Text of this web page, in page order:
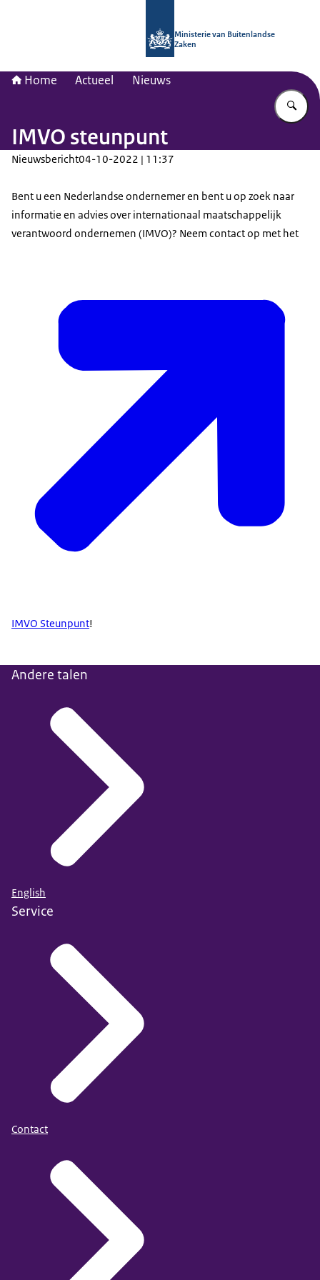
Ministerie van Buitenlandse
Zaken
Home Actueel Nieuws
IMVO steunpunt
Nieuwsbericht04-10-2022 | 11:37
Bent u een Nederlandse ondernemer en bent u op zoek naar
informatie en advies over internationaal maatschappelijk
verantwoord ondernemen (IMVO)? Neem contact op met het
IMVO Steunpunt!
Andere talen
English
Service
Contact